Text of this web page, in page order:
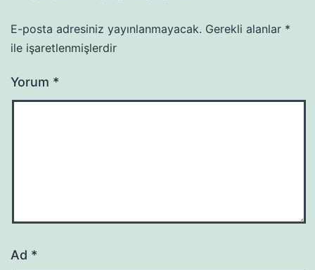
E-posta adresiniz yayınlanmayacak. Gerekli alanlar *
ile işaretlenmişlerdir
Yorum *
Ad *